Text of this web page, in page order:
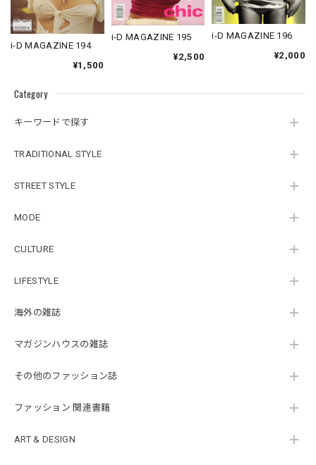
Category
キーワードで探す
TRADITIONAL STYLE
STREET STYLE
MODE
CULTURE
LIFESTYLE
海外の雑誌
マガジンハウスの雑誌
その他のファッション誌
ファッション 関連書籍
ART & DESIGN
i-D MAGAZINE 194
¥1,500
i-D MAGAZINE 195
¥2,500
i-D MAGAZINE 196
¥2,000